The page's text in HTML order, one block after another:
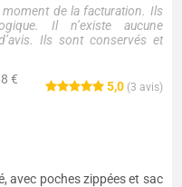
de la facturation. Ils
Il n’existe aucune
Ils sont conservés et
5,0 (3 avis)
€
avec poches zippées et sac